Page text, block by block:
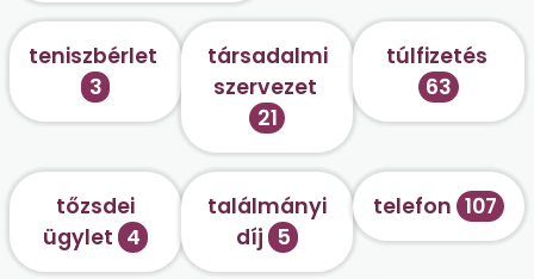
teniszbérlet
3
társadalmi
szervezet
21
túlfizetés
63
tőzsdei
ügylet 4
találmányi
díj 5
telefon 107